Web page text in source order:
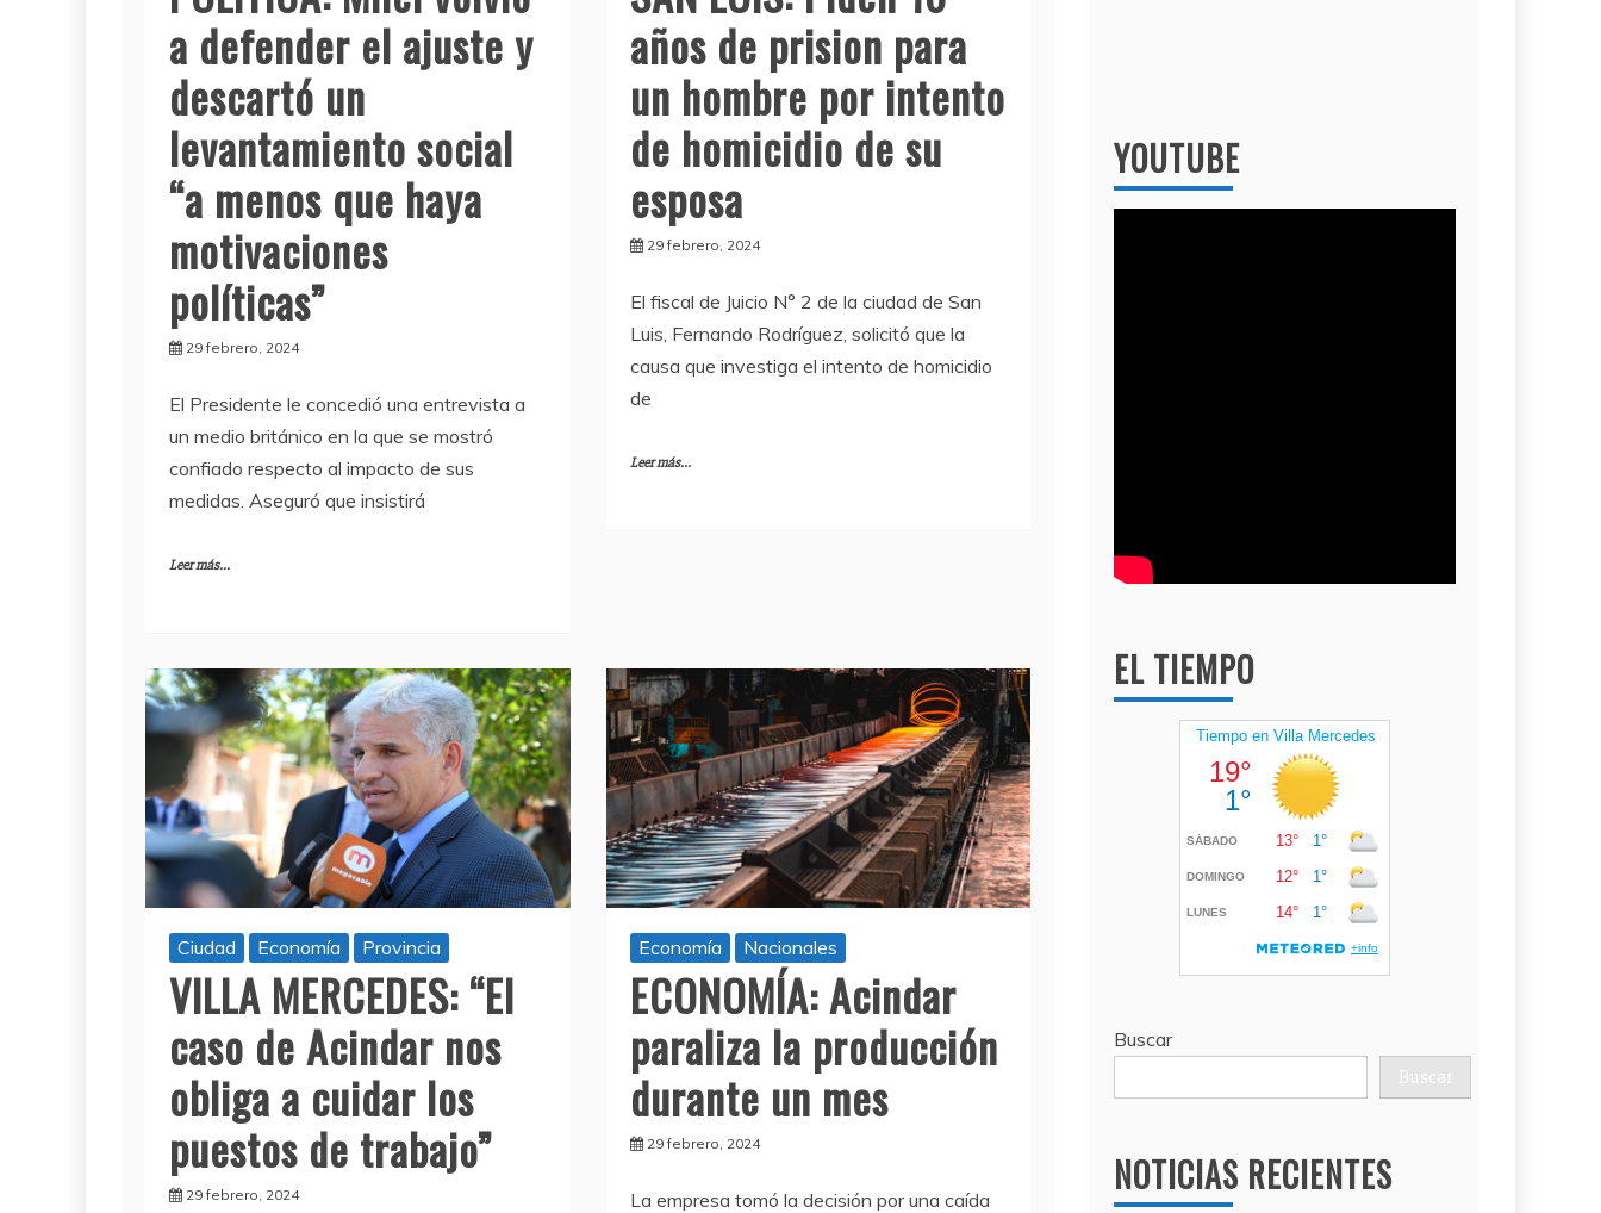
a defender el ajuste y
descartó un
levantamiento social
“a menos que haya
motivaciones
políticas”
29 febrero, 2024
El Presidente le concedió una entrevista a
un medio británico en la que se mostró
confiado respecto al impacto de sus
medidas. Aseguró que insistirá
Leer más...
años de prision para
un hombre por intento
de homicidio de su
esposa
29 febrero, 2024
El fiscal de Juicio N° 2 de la ciudad de San
Luis, Fernando Rodríguez, solicitó que la
causa que investiga el intento de homicidio
de
Leer más...
Ciudad Economía Provincia
VILLA MERCEDES: “El
caso de Acindar nos
obliga a cuidar los
puestos de trabajo”
29 febrero, 2024
Economía Nacionales
ECONOMÍA: Acindar
paraliza la producción
durante un mes
29 febrero, 2024
La empresa tomó la decisión por una caída
YOUTUBE
EL TIEMPO
Buscar
Buscar
NOTICIAS RECIENTES